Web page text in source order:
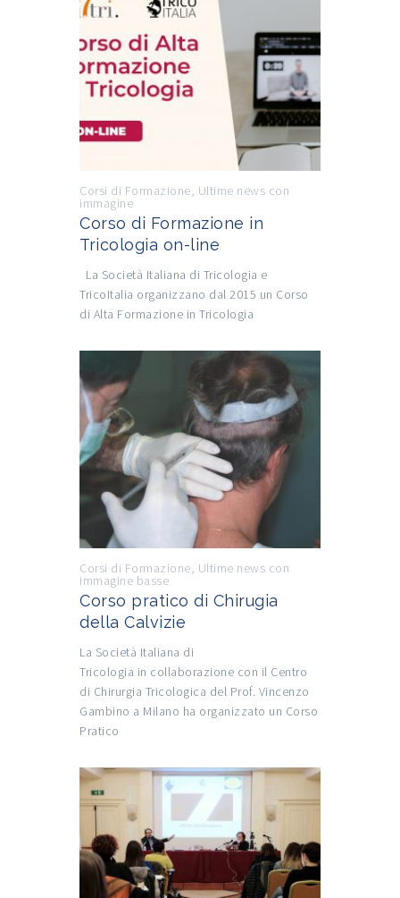
Corsi di Formazione, Ultime news con
immagine
Corso di Formazione in
Tricologia on-line
La Società Italiana di Tricologia e
TricoItalia organizzano dal 2015 un Corso
di Alta Formazione in Tricologia
Corsi di Formazione, Ultime news con
immagine basse
Corso pratico di Chirugia
della Calvizie
La Società Italiana di
Tricologia in collaborazione con il Centro
di Chirurgia Tricologica del Prof. Vincenzo
Gambino a Milano ha organizzato un Corso
Pratico